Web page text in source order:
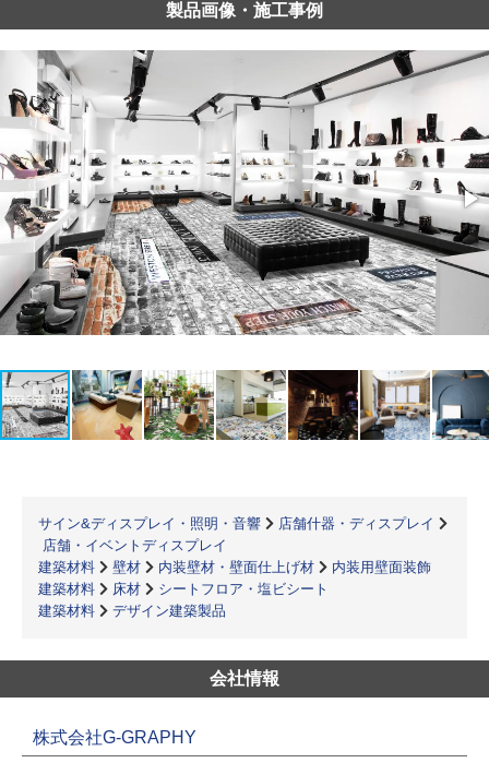
製品画像・施工事例
サイン&ディスプレイ・照明・音響
店舗什器・ディスプレイ
店舗・イベントディスプレイ
建築材料
壁材 内装壁材・壁面仕上げ材
内装用壁面装飾
建築材料
床材
シートフロア・塩ビシート
建築材料
デザイン建築製品
会社情報
株式会社G-GRAPHY